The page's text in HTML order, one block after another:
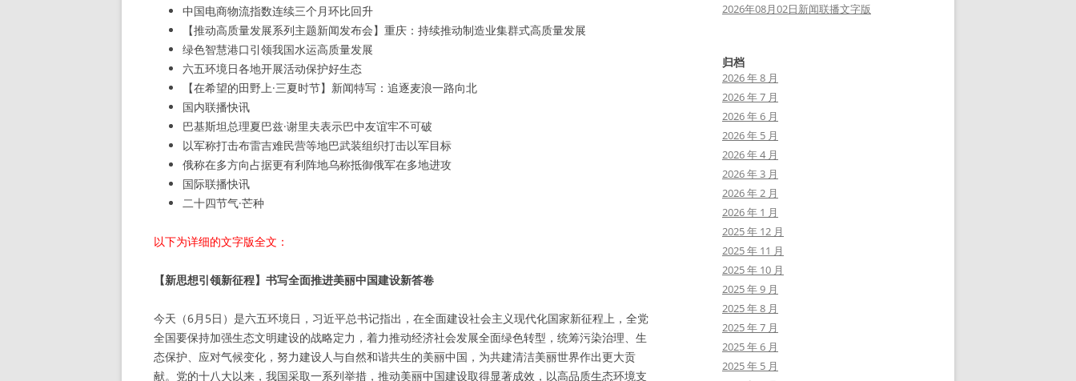
中国电商物流指数连续三个月环比回升
【推动高质量发展系列主题新闻发布会】重庆：持续推动制造业集群式高质量发展
绿色智慧港口引领我国水运高质量发展
六五环境日各地开展活动保护好生态
【在希望的田野上·三夏时节】新闻特写：追逐麦浪一路向北
国内联播快讯
巴基斯坦总理夏巴兹·谢里夫表示巴中友谊牢不可破
以军称打击布雷吉难民营等地巴武装组织打击以军目标
俄称在多方向占据更有利阵地乌称抵御俄军在多地进攻
国际联播快讯
二十四节气·芒种
以下为详细的文字版全文：
【新思想引领新征程】书写全面推进美丽中国建设新答卷
今天（6月5日）是六五环境日，习近平总书记指出，在全面建设社会主义现代化国家新征程上，全党
全国要保持加强生态文明建设的战略定力，着力推动经济社会发展全面绿色转型，统筹污染治理、生
态保护、应对气候变化，努力建设人与自然和谐共生的美丽中国，为共建清洁美丽世界作出更大贡
献。党的十八大以来，我国采取一系列举措，推动美丽中国建设取得显著成效，以高品质生态环境支
2026年08月02日新闻联播文字版
归档
2026 年 8 月
2026 年 7 月
2026 年 6 月
2026 年 5 月
2026 年 4 月
2026 年 3 月
2026 年 2 月
2026 年 1 月
2025 年 12 月
2025 年 11 月
2025 年 10 月
2025 年 9 月
2025 年 8 月
2025 年 7 月
2025 年 6 月
2025 年 5 月